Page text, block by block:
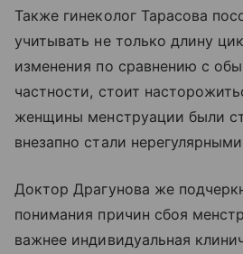
Также гинеколог Тарасова
учитывать не только длину
изменения по сравнению с
частности, стоит
женщины менструации были
внезапно стали
Доктор Драгунова же
понимания причин сбоя
важнее индивидуальная